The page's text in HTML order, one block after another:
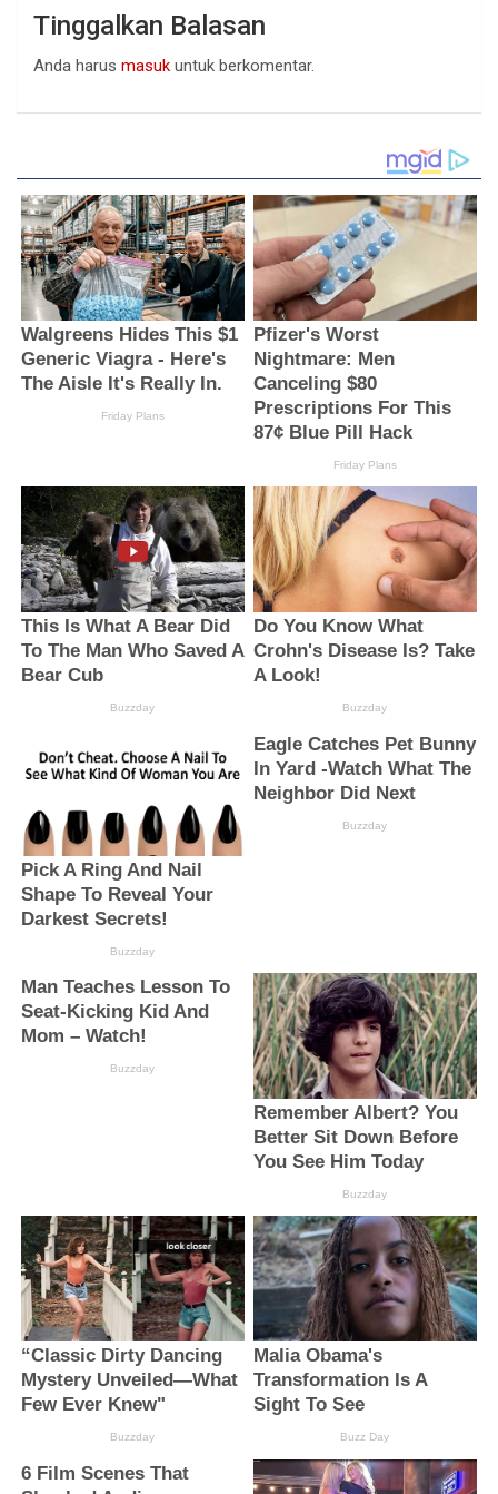
Tinggalkan Balasan
Anda harus masuk untuk berkomentar.